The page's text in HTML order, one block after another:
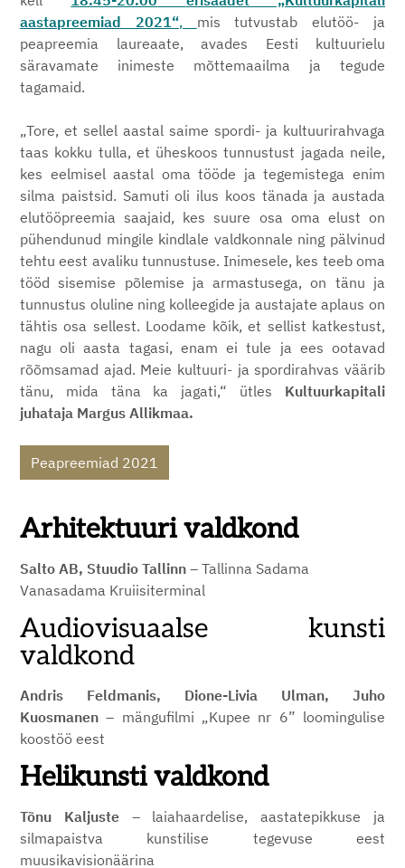
aastapreemiad 2021“, mis tutvustab elutöö- ja
peapreemia laureaate, avades Eesti kultuurielu
säravamate inimeste mõttemaailma ja tegude
tagamaid.
„Tore, et sellel aastal saime spordi- ja kultuurirahvaga
taas kokku tulla, et üheskoos tunnustust jagada neile,
kes eelmisel aastal oma tööde ja tegemistega enim
silma paistsid. Samuti oli ilus koos tänada ja austada
elutööpreemia saajaid, kes suure osa oma elust on
pühendunud mingile kindlale valdkonnale ning pälvinud
tehtu eest avaliku tunnustuse. Inimesele, kes teeb oma
tööd sisemise põlemise ja armastusega, on tänu ja
tunnustus oluline ning kolleegide ja austajate aplaus on
tähtis osa sellest. Loodame kõik, et sellist katkestust,
nagu oli aasta tagasi, enam ei tule ja ees ootavad
rõõmsamad ajad. Meie kultuuri- ja spordirahvas väärib
tänu, mida täna ka jagati,“ ütles Kultuurkapitali
juhataja Margus Allikmaa.
Peapreemiad 2021
Arhitektuuri valdkond
Salto AB, Stuudio Tallinn – Tallinna Sadama
Vanasadama Kruiisiterminal
Audiovisuaalse kunsti
valdkond
­Andris Feldmanis, Dione-Livia Ulman, Juho
Kuosmanen– mängufilmi „Kupee nr 6” loomingulise
koostöö eest
Helikunsti valdkond
Tõnu Kaljuste – laiahaardelise, aastatepikkuse ja
silmapaistva kunstilise tegevuse eest
muusikavisionäärina